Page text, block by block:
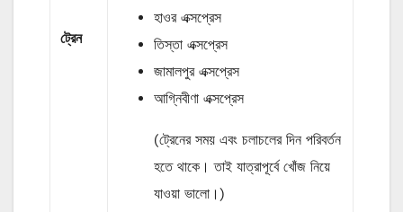
ট্রেন
হাওর এক্সপ্রেস
তিস্তা এক্সপ্রেস
জামালপুর এক্সপ্রেস
আগ্নিবীণা এক্সপ্রেস
(ট্রেনের সময় এবং চলাচলের দিন পরিবর্তন
হতে থাকে। তাই যাত্রাপূর্বে খোঁজ নিয়ে
যাওয়া ভালো।)